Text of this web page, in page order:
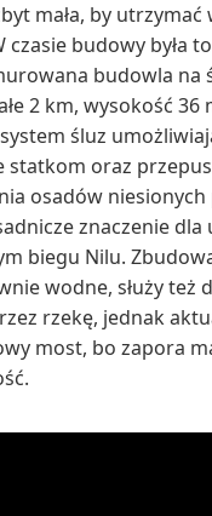
mała, by utrzymać
czasie budowy była
budowla na
2 km, wysokość 36
śluz
statkom oraz
osadów niesionych
znaczenie dla
biegu Nilu.
wodne, służy też
rzekę, jednak
most, bo zapora